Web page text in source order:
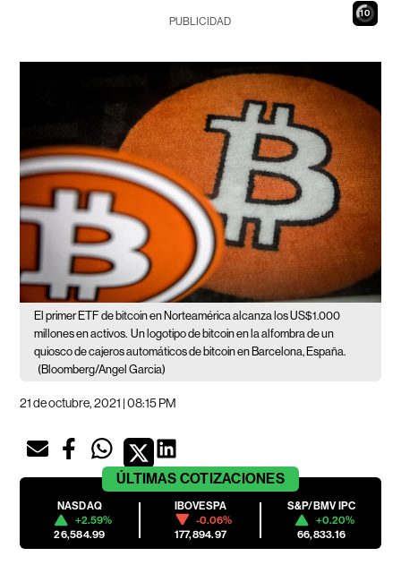
9
PUBLICIDAD
El primer ETF de bitcoin en Norteamérica alcanza los US$1.000
millones en activos. Un logotipo de bitcoin en la alfombra de un
quiosco de cajeros automáticos de bitcoin en Barcelona, España.
(Bloomberg/Angel Garcia)
21 de octubre, 2021 | 08:15 PM
ÚLTIMAS COTIZACIONES
NASDAQ
+2.59%
26,584.99
IBOVESPA
-0.06%
177,894.97
S&P/BMV IPC
+0.20%
66,833.16